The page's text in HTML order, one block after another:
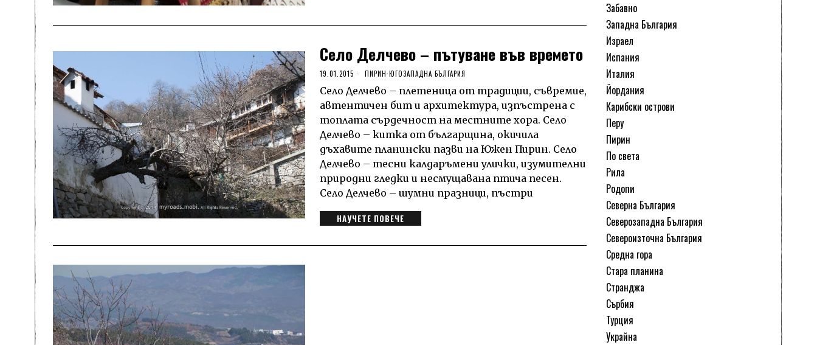
Село Делчево – пътуване във времето
19.01.2015 ПИРИН·ЮГОЗАПАДНА БЪЛГАРИЯ
Село Делчево – плетеница от традиции, съвремие,
автентичен бит и архитектура, изпъстрена с
топлата сърдечност на местните хора. Село
Делчево – китка от българщина, окичила
дъхавите планински пазви на Южен Пирин. Село
Делчево – тесни калдаръмени улички, изумителни
природни гледки и несмущавана птича песен.
Село Делчево – шумни празници, пъстри
НАУЧЕТЕ ПОВЕЧЕ
Забавно
Западна България
Израел
Испания
Италия
Йордания
Карибски острови
Перу
Пирин
По света
Рила
Родопи
Северна България
Северозападна България
Североизточна България
Средна гора
Стара планина
Странджа
Сърбия
Турция
Украйна